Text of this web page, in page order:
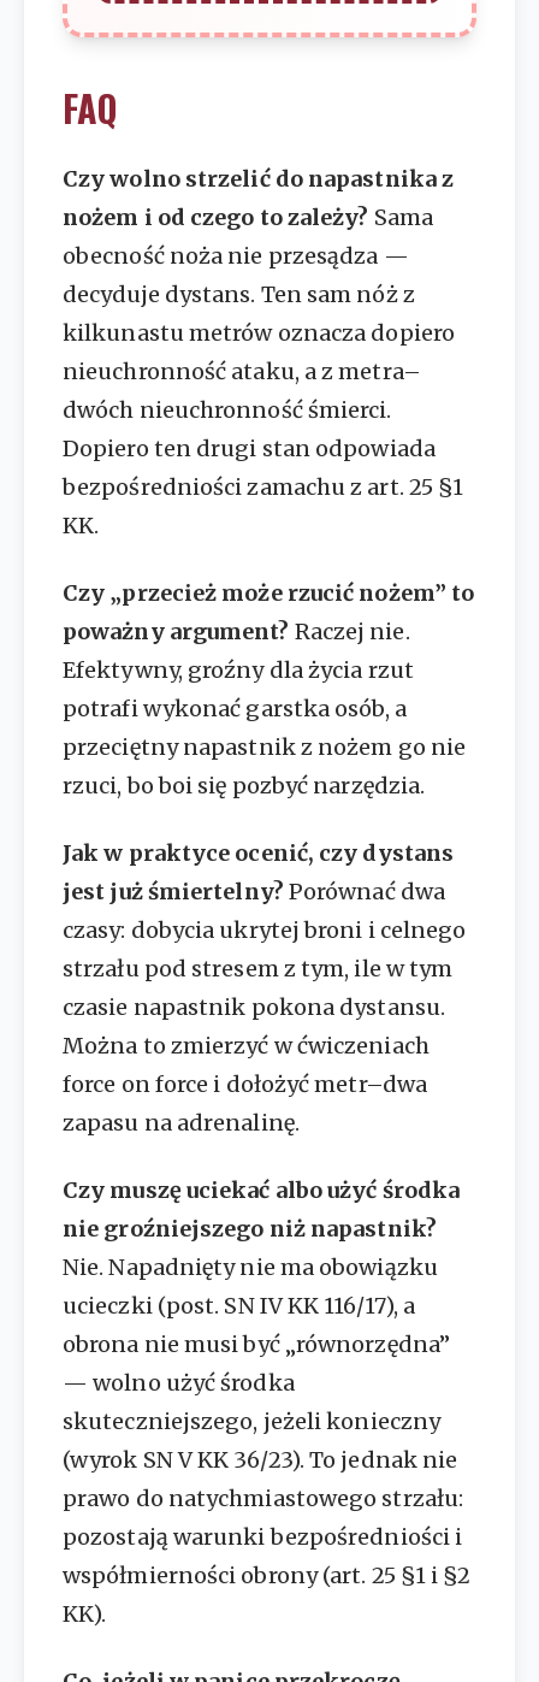
FAQ
Czy wolno strzelić do napastnika z
nożem i od czego to zależy? Sama
obecność noża nie przesądza —
decyduje dystans. Ten sam nóż z
kilkunastu metrów oznacza dopiero
nieuchronność ataku, a z metra–
dwóch nieuchronność śmierci.
Dopiero ten drugi stan odpowiada
bezpośredniości zamachu z art. 25 §1
KK.
Czy „przecież może rzucić nożem” to
poważny argument? Raczej nie.
Efektywny, groźny dla życia rzut
potrafi wykonać garstka osób, a
przeciętny napastnik z nożem go nie
rzuci, bo boi się pozbyć narzędzia.
Jak w praktyce ocenić, czy dystans
jest już śmiertelny? Porównać dwa
czasy: dobycia ukrytej broni i celnego
strzału pod stresem z tym, ile w tym
czasie napastnik pokona dystansu.
Można to zmierzyć w ćwiczeniach
force on force i dołożyć metr–dwa
zapasu na adrenalinę.
Czy muszę uciekać albo użyć środka
nie groźniejszego niż napastnik?
Nie. Napadnięty nie ma obowiązku
ucieczki (post. SN IV KK 116/17), a
obrona nie musi być „równorzędna”
— wolno użyć środka
skuteczniejszego, jeżeli konieczny
(wyrok SN V KK 36/23). To jednak nie
prawo do natychmiastowego strzału:
pozostają warunki bezpośredniości i
współmierności obrony (art. 25 §1 i §2
KK).